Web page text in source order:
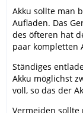
Akku sollte man
Aufladen. Das
des öfteren hat
paar kompletten
Ständiges
Akku möglichst
voll, so das der
Vermeiden sollte